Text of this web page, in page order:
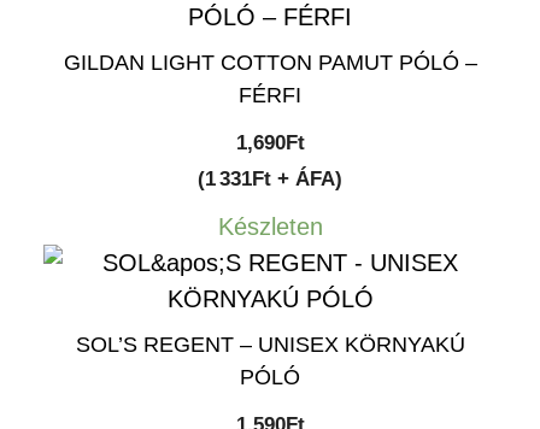
GILDAN LIGHT COTTON PAMUT PÓLÓ –
FÉRFI
1,690Ft
(1 331Ft + ÁFA)
Készleten
SOL’S REGENT – UNISEX KÖRNYAKÚ
PÓLÓ